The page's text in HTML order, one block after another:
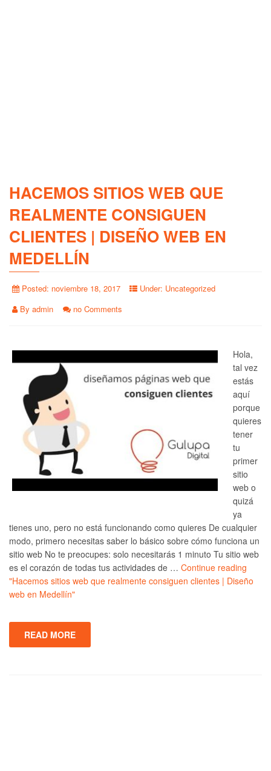
HACEMOS SITIOS WEB QUE
REALMENTE CONSIGUEN
CLIENTES | DISEÑO WEB EN
MEDELLÍN
Posted: noviembre 18, 2017 Under: Uncategorized
By admin no Comments
Hola,
tal vez
estás
aquí
porque
quieres
tener
tu
primer
sitio
web o
quizá
ya
tienes uno, pero no está funcionando como quieres De cualquier
modo, primero necesitas saber lo básico sobre cómo funciona un
sitio web No te preocupes: solo necesitarás 1 minuto Tu sitio web
es el corazón de todas tus actividades de … Continue reading
"Hacemos sitios web que realmente consiguen clientes | Diseño
web en Medellín"
READ MORE